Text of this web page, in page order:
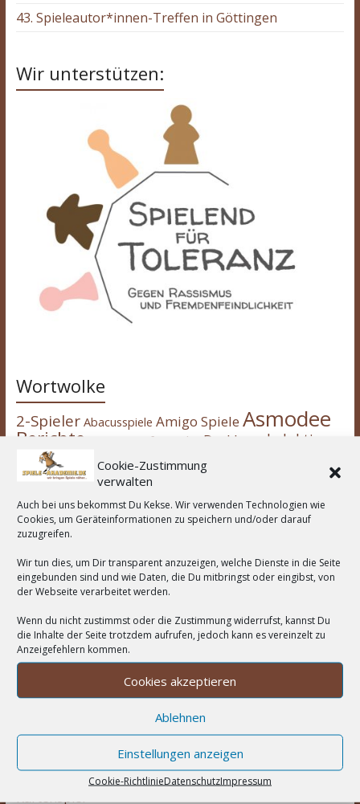
Cookie-Zustimmung
verwalten
Auch bei uns bekommst Du Kekse. Wir verwenden Technologien wie
Cookies, um Geräteinformationen zu speichern und/oder darauf
zuzugreifen.
Wir tun dies, um Dir transparent anzuzeigen, welche Dienste in die Seite
eingebunden sind und wie Daten, die Du mitbringst oder eingibst, von
der Webseite verarbeitet werden.
Wenn du nicht zustimmst oder die Zustimmung widerrufst, kannst Du
die Inhalte der Seite trotzdem aufrufen, jedoch kann es vereinzelt zu
Anzeigefehlern kommen.
Cookies akzeptieren
Ablehnen
Einstellungen anzeigen
Cookie-RichtlinieDatenschutzImpressum
43. Spieleautor*innen-Treffen in Göttingen
Wir unterstützen:
Wortwolke
2-Spieler Abacusspiele Amigo Spiele Asmodee
Berichte Days of Wonder Deckbau deduktiv
eggertspiele Eisenbahn Engine Erweiterung
Expertenspiel Familienspiel
Hans
im Glück Heidelberger HUCH!
KartenspielKennerspielKinderspiel
kooperativ
Lookout Spiele Mehrspieler Noris Partyspiel
Pegasus Spiele Ravensburger Rennspiel
RätselSchmidt Spiele
Stonemaier Games Strategie worker-placement
Würfel Würfelspiel Zoch
Kommentare
Rummikub
Die Burgen von Burgund – Das Kartenspiel
zuDie Burgen von Burgund – Das
Kartenspiel